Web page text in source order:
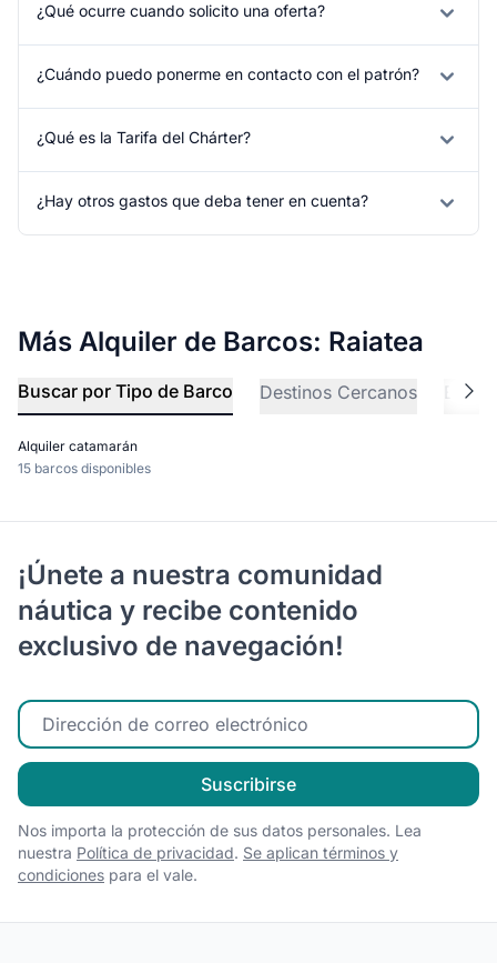
¿Qué ocurre cuando solicito una oferta?
¿Cuándo puedo ponerme en contacto con el patrón?
¿Qué es la Tarifa del Chárter?
¿Hay otros gastos que deba tener en cuenta?
Más Alquiler de Barcos: Raiatea
Buscar por Tipo de Barco Destinos Cercanos
Alquiler catamarán
15 barcos disponibles
¡Únete a nuestra comunidad
náutica y recibe contenido
exclusivo de navegación!
Ingrese su correo electrónico
Suscribirse
Nos importa la protección de sus datos personales. Lea
nuestra Política de privacidad. Se aplican términos y
condiciones para el vale.